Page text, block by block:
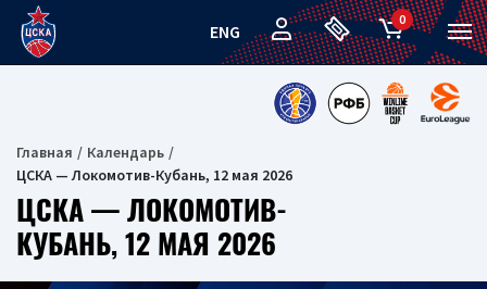
ENG
0
Главная
Календарь
ЦСКА — Локомотив-Кубань, 12 мая 2026
ЦСКА — ЛОКОМОТИВ-
КУБАНЬ, 12 МАЯ 2026